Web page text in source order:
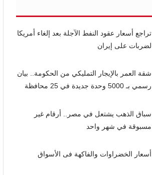
تراجع أسعار عقود النفط الآجلة بعد إلغاء أمريكا
لضربات على إيران
شقة العمر بالإيجار التمليكي من الحكومة.. بيان
رسمي بـ 5000 وحدة جديدة في 25 محافظة
سباق الذهب يشتعل في مصر.. أرقام غير
مسبوقة في شهر واحد
أسعار الخضراوات والفاكهة فى الأسواق